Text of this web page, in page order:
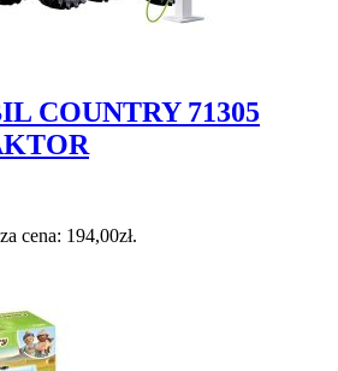
COUNTRY 71305
cena: 194,00zł.